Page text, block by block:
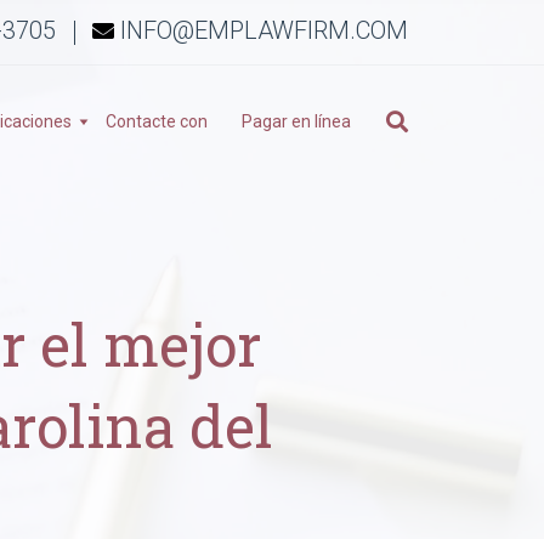
INFO@EMPLAWFIRM.COM
Contacte con Pagar en línea
el mejor
del